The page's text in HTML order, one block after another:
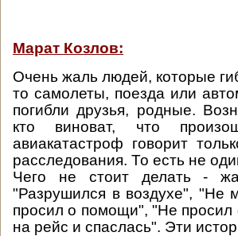
Марат Козлов:
Очень жаль людей, которые
то самолеты, поезда или
погибли друзья, родные.
кто виноват, что
авиакатастроф говорит
расследования. То есть не
Чего не стоит делать -
"Разрушился в воздухе", "Не
просил о помощи", "Не
на рейс и спаслась". Эти